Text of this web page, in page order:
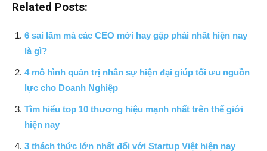
Related Posts:
6 sai lầm mà các CEO mới hay gặp phải nhất hiện nay
là gì?
4 mô hình quản trị nhân sự hiện đại giúp tối ưu nguồn
lực cho Doanh Nghiệp
Tìm hiểu top 10 thương hiệu mạnh nhất trên thế giới
hiện nay
3 thách thức lớn nhất đối với Startup Việt hiện nay